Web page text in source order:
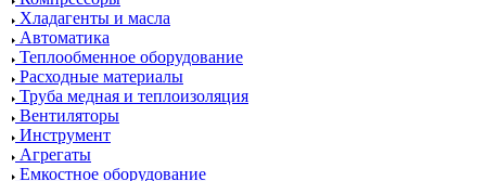
Хладагенты и масла
Автоматика
Теплообменное оборудование
Расходные материалы
Труба медная и теплоизоляция
Вентиляторы
Инструмент
Агрегаты
Емкостное оборудование